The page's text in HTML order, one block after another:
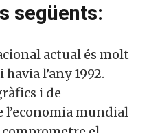
següents:
actual és molt
l’any 1992.
i de
l’economia mundial